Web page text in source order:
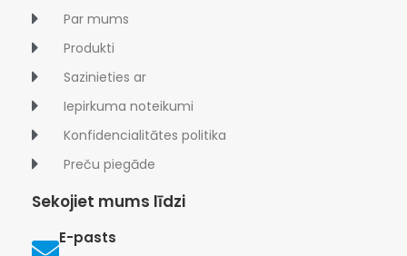
Par mums
Produkti
Sazinieties ar
Iepirkuma noteikumi
Konfidencialitātes politika
Preču piegāde
Sekojiet mums līdzi
E-pasts